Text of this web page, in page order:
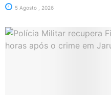
5 Agosto , 2026